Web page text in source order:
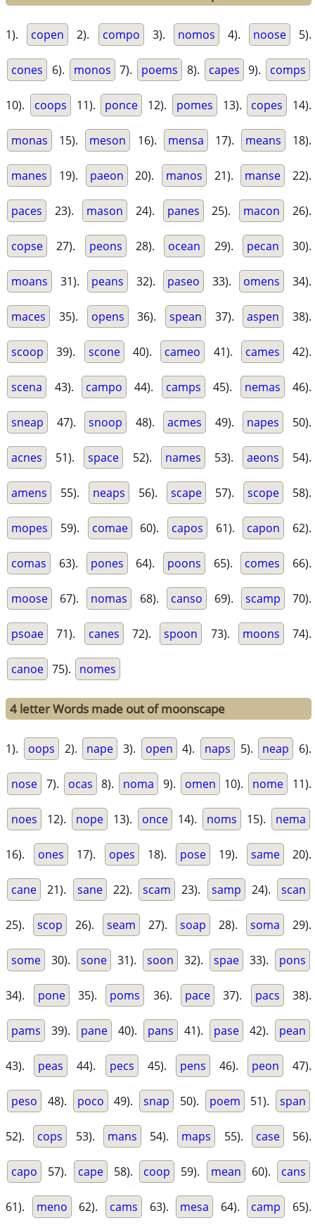
1). copen 2). compo 3). nomos 4). noose 5).
cones 6). monos 7). poems 8). capes 9). comps
10). coops 11). ponce 12). pomes 13). copes 14).
monas 15). meson 16). mensa 17). means 18).
manes 19). paeon 20). manos 21). manse 22).
paces 23). mason 24). panes 25). macon 26).
copse 27). peons 28). ocean 29). pecan 30).
moans 31). peans 32). paseo 33). omens 34).
maces 35). opens 36). spean 37). aspen 38).
scoop 39). scone 40). cameo 41). cames 42).
scena 43). campo 44). camps 45). nemas 46).
sneap 47). snoop 48). acmes 49). napes 50).
acnes 51). space 52). names 53). aeons 54).
amens 55). neaps 56). scape 57). scope 58).
mopes 59). comae 60). capos 61). capon 62).
comas 63). pones 64). poons 65). comes 66).
moose 67). nomas 68). canso 69). scamp 70).
psoae 71). canes 72). spoon 73). moons 74).
canoe 75). nomes
4 letter Words made out of moonscape
1). oops 2). nape 3). open 4). naps 5). neap 6).
nose 7). ocas 8). noma 9). omen 10). nome 11).
noes 12). nope 13). once 14). noms 15). nema
16). ones 17). opes 18). pose 19). same 20).
cane 21). sane 22). scam 23). samp 24). scan
25). scop 26). seam 27). soap 28). soma 29).
some 30). sone 31). soon 32). spae 33). pons
34). pone 35). poms 36). pace 37). pacs 38).
pams 39). pane 40). pans 41). pase 42). pean
43). peas 44). pecs 45). pens 46). peon 47).
peso 48). poco 49). snap 50). poem 51). span
52). cops 53). mans 54). maps 55). case 56).
capo 57). cape 58). coop 59). mean 60). cans
61). meno 62). cams 63). mesa 64). camp 65).